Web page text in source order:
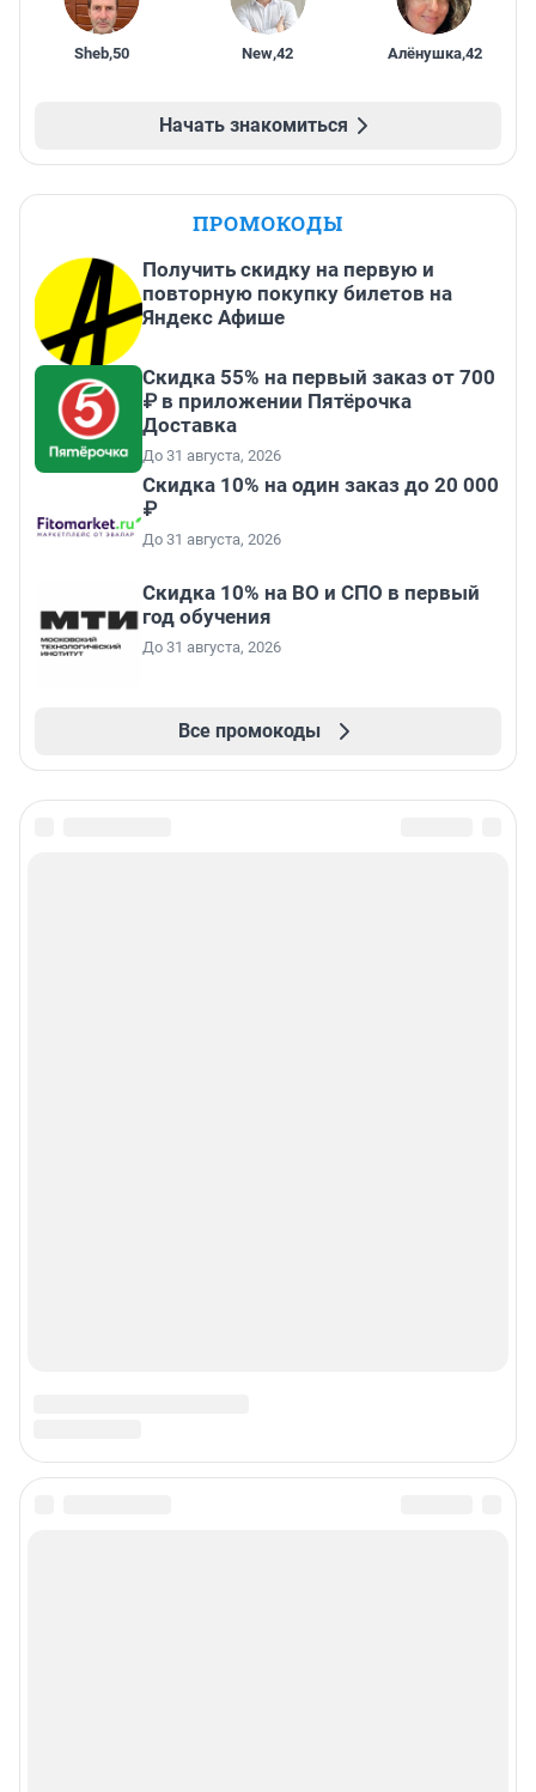
Sheb,50 New,42 Алёнушка,42
Начать знакомиться
ПРОМОКОДЫ
Получить скидку на первую и
повторную покупку билетов на
Яндекс Афише
Скидка 55% на первый заказ от 700
₽ в приложении Пятёрочка
Доставка
До 31 августа, 2026
Скидка 10% на один заказ до 20 000
₽
До 31 августа, 2026
Скидка 10% на ВО и СПО в первый
год обучения
До 31 августа, 2026
Все промокоды